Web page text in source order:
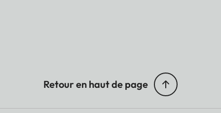
Retour en haut de page